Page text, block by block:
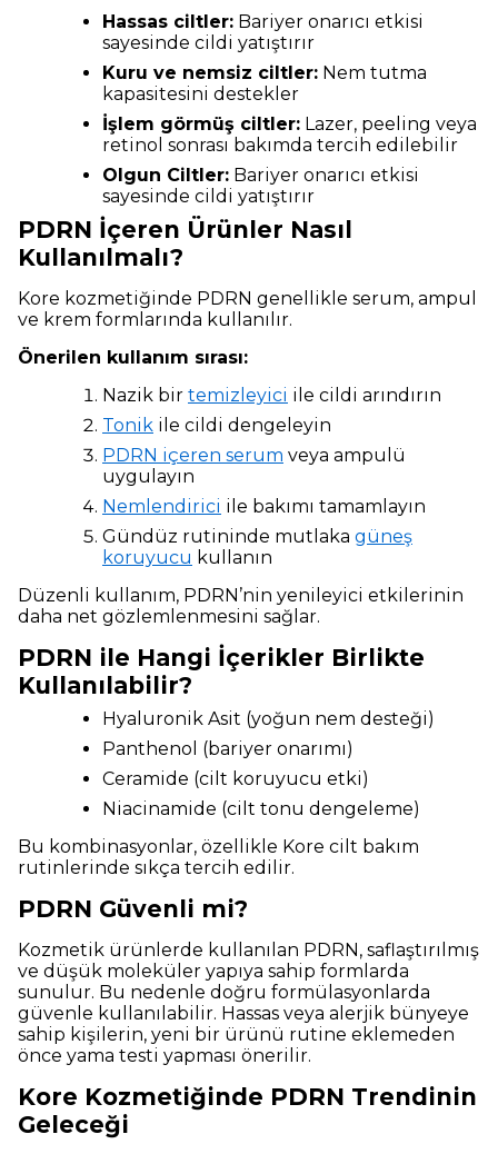
Hassas ciltler: Bariyer onarıcı etkisi
sayesinde cildi yatıştırır
Kuru ve nemsiz ciltler: Nem tutma
kapasitesini destekler
İşlem görmüş ciltler: Lazer, peeling veya
retinol sonrası bakımda tercih edilebilir
Olgun Ciltler: Bariyer onarıcı etkisi
sayesinde cildi yatıştırır
PDRN İçeren Ürünler Nasıl
Kullanılmalı?
Kore kozmetiğinde PDRN genellikle serum, ampul
ve krem formlarında kullanılır.
Önerilen kullanım sırası:
Nazik bir temizleyici ile cildi arındırın
Tonik ile cildi dengeleyin
PDRN içeren serum veya ampulü
uygulayın
Nemlendirici ile bakımı tamamlayın
Gündüz rutininde mutlaka güneş
koruyucu kullanın
Düzenli kullanım, PDRN’nin yenileyici etkilerinin
daha net gözlemlenmesini sağlar.
PDRN ile Hangi İçerikler Birlikte
Kullanılabilir?
Hyaluronik Asit (yoğun nem desteği)
Panthenol (bariyer onarımı)
Ceramide (cilt koruyucu etki)
Niacinamide (cilt tonu dengeleme)
Bu kombinasyonlar, özellikle Kore cilt bakım
rutinlerinde sıkça tercih edilir.
PDRN Güvenli mi?
Kozmetik ürünlerde kullanılan PDRN, saflaştırılmış
ve düşük moleküler yapıya sahip formlarda
sunulur. Bu nedenle doğru formülasyonlarda
güvenle kullanılabilir. Hassas veya alerjik bünyeye
sahip kişilerin, yeni bir ürünü rutine eklemeden
önce yama testi yapması önerilir.
Kore Kozmetiğinde PDRN Trendinin
Geleceği